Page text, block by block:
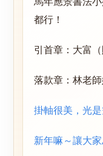
都行！
引首章：大富（
落款章：林老師
掛軸很美，光
新年嘛～讓大